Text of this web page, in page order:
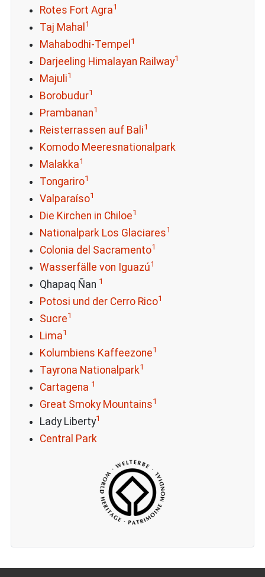
Rotes Fort Agra1
Taj Mahal 1
Mahabodhi-Tempel 1
Darjeeling Himalayan Railway1
Majuli1
Borobudur1
Prambanan1
Reisterrassen auf Bali1
Komodo Meeresnationalpark
Malakka1
Tongariro1
Valparaíso1
Die Kirchen in Chiloe1
Nationalpark Los Glaciares1
Colonia del Sacramento1
Wasserfälle von Iguazú1
Qhapaq Ñan 1
Potosi und der Cerro Rico1
Sucre1
Lima1
Kolumbiens Kaffeezone1
Tayrona Nationalpark1
Cartagena 1
Great Smoky Mountains1
Lady Liberty1
Central Park